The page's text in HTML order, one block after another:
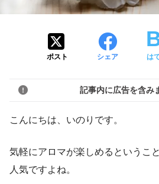
ポスト シェア は
記事内に広告を含み
こんにちは、いのりです。
気軽にアロマが楽しめるというこ
人気ですよね。